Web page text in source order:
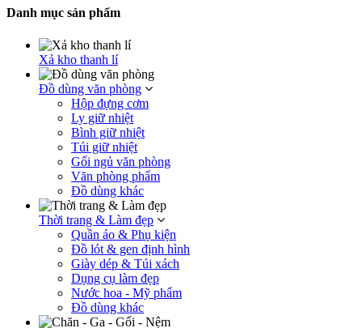
Danh mục sản phẩm
Xả kho thanh lí
Đồ dùng văn phòng
Hộp đựng cơm
Ly giữ nhiệt
Bình giữ nhiệt
Túi giữ nhiệt
Gối ngủ văn phòng
Văn phòng phẩm
Đồ dùng khác
Thời trang & Làm đẹp
Quần áo & Phụ kiện
Đồ lót & gen định hình
Giày dép & Túi xách
Dụng cụ làm đẹp
Nước hoa - Mỹ phẩm
Đồ dùng khác